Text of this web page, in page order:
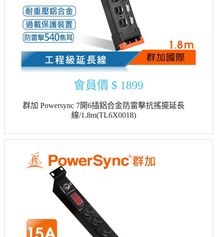
會員價 $ 1899
群加 Powersync 7開6插鋁合金防雷擊抗搖擺延長
線/1.8m(TL6X0018)